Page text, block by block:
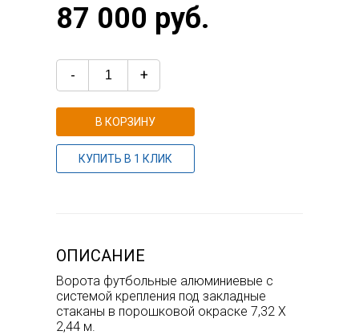
87 000 руб.
- +
В КОРЗИНУ
КУПИТЬ В 1 КЛИК
ОПИСАНИЕ
Ворота футбольные алюминиевые с
системой крепления под закладные
стаканы в порошковой окраске 7,32 Х
2,44 м.